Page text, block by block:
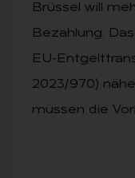
Brüssel will
Bezahlung.
EU-
2023/970)
müssen die